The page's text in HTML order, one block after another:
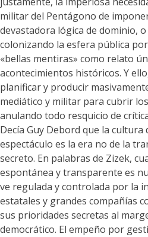
militar del Pentágono de
devastadora lógica de dominio,
colonizando la esfera pública
«bellas mentiras» como relato
acontecimientos históricos. Y
planificar y producir
mediático y militar para cubrir
anulando todo resquicio de
Decía Guy Debord que la
espectáculo es la era no de la
secreto. En palabras de Zizek,
espontánea y transparente es
ve regulada y controlada por la
estatales y grandes compañías
sus prioridades secretas al
democrático. El empeño por